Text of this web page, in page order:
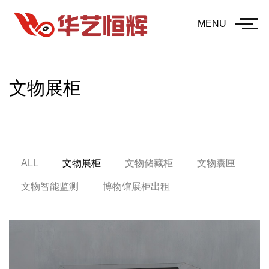
MENU
文物展柜
ALL 文物展柜 文物储藏柜 文物囊匣
文物智能监测 博物馆展柜出租